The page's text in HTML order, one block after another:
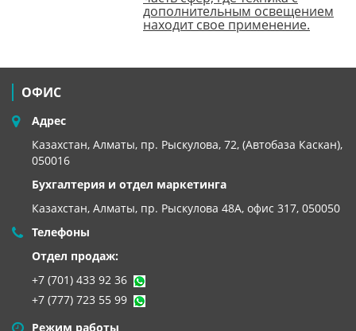
дополнительным освещением
находит свое применение.
ОФИС
Адрес
Казахстан, Алматы, пр. Рыскулова, 72, (Автобаза Каскан),
050016
Бухгалтерия и отдел маркетинга
Казахстан, Алматы, пр. Рыскулова 48А, офис 317, 050050
Телефоны
Отдел продаж:
+7 (701) 433 92 36
+7 (777) 723 55 99
Режим работы